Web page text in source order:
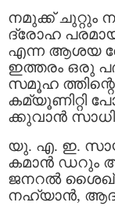
നമുക്ക് ചുറ്റും
ദ്രോഹ
എന്ന ആശയ
ഇത്തരം ഒരു
സമൂഹ ത്തിന്റെ
കമ്യൂണിറ്റി
ക്കുവാൻ
യു. എ. ഇ.
കമാന്‍ ഡറും
ജനറല്‍ ശൈഖ്
നഹ്യാൻ,